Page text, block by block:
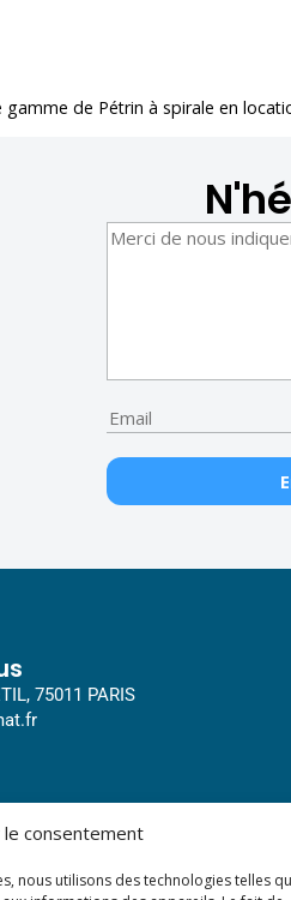
le consentement
nous utilisons des technologies telles
gamme de Pétrin à spirale en
75011 PARIS